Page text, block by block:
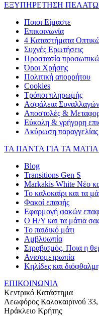
ΕΞΥΠΗΡΕΤΗΣΗ
Ποιοι Είμαστε
Επικοινωνία
4 Καταστήματα
Συχνές Ερωτήσεις
Προστασία
Όροι Χρήσης
Πολιτική απορρήτου
Cookies
Τρόποι πληρωμής
Ασφάλεια Συναλλαγών
Αποστολές &
Εύκολη & γρήγορη
Ακύρωση παραγγελίας
ΤΑ ΠΑΝΤΑ ΓΙΑ ΤΑ
Blog
Transitions Gen S
Markakis White Νέο
Το καλοκαίρι και τα
Φακοί επαφής
Εφαρμογή φακών
Ο Η/Υ και τα μάτια
Το παιδικό μάτι
Αμβλυωπία
Στραβισμός. Ποια η
Ανισομετρωπία
Κηλίδες και
ΕΠΙΚΟΙΝΩΝΙΑ
Κεντρικό Κατάστημα
Λεωφόρος Καλοκαιρινού 33,
Ηράκλειο Κρήτης